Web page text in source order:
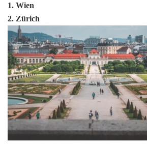
1. Wien
2. Zürich